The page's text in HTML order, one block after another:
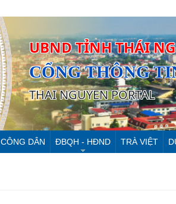
UBND TỈNH THÁI
CỔNG THÔNG
THAI NGUYEN PORTAL
CÔNG DÂN ĐBQH - HĐND TRÀ VIỆT